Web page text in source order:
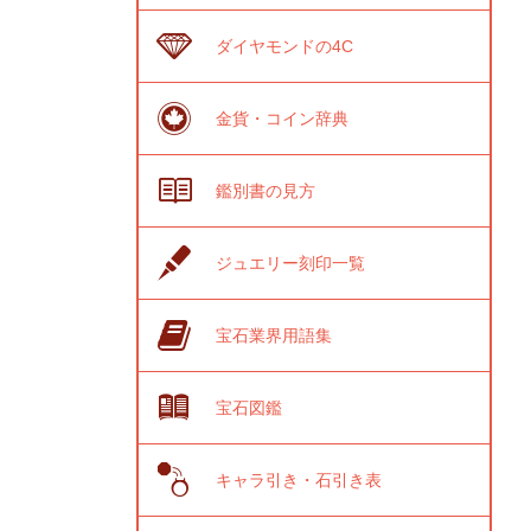
ダイヤモンドの4C
金貨・コイン辞典
鑑別書の見方
ジュエリー刻印一覧
宝石業界用語集
宝石図鑑
キャラ引き・石引き表